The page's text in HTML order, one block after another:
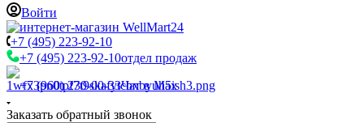
Войти
+7 (495) 223-92-10
+7 (495) 223-92-10отдел продаж
+7 (960) 230-00-33Чат в Max
Заказать обратный звонок